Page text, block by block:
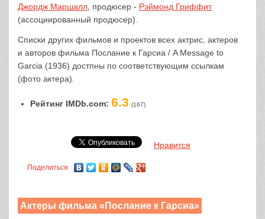
Джордж Маршалл , продюсер - Рэймонд Гриффит
(ассоциированный продюсер).
Списки других фильмов и проектов всех актрис, актеров
и авторов фильма Послание к Гарсиа / A Message to
Garcia (1936) достпны по соответствующим ссылкам
(фото актера).
Рейтинг IMDb.com: 6.3 (167)
Нравится
Поделиться
Актеры фильма «Послание к Гарсиа»